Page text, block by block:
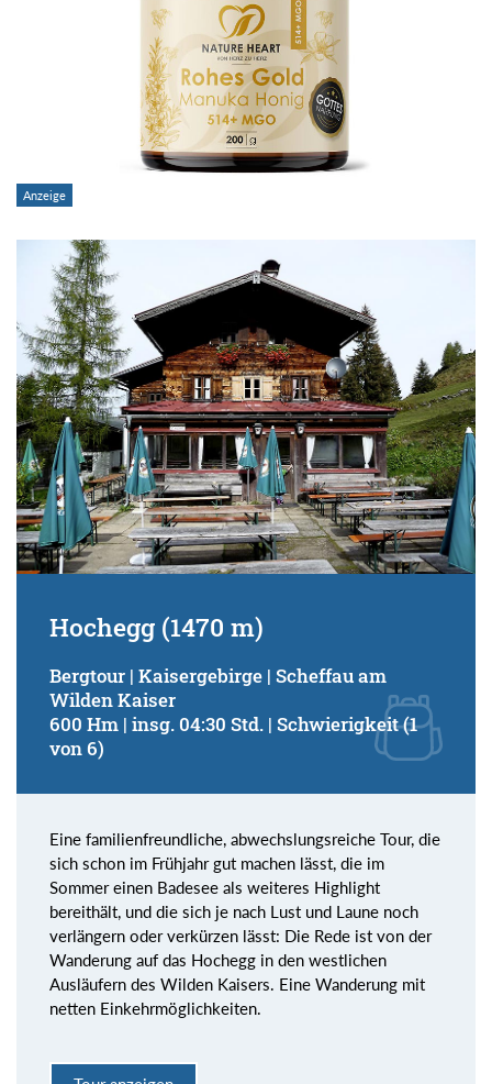
Hochegg (1470 m)
Bergtour | Kaisergebirge | Scheffau am
Wilden Kaiser
600 Hm | insg. 04:30 Std. | Schwierigkeit (1
von 6)
Eine familienfreundliche, abwechslungsreiche Tour, die
sich schon im Frühjahr gut machen lässt, die im
Sommer einen Badesee als weiteres Highlight
bereithält, und die sich je nach Lust und Laune noch
verlängern oder verkürzen lässt: Die Rede ist von der
Wanderung auf das Hochegg in den westlichen
Ausläufern des Wilden Kaisers. Eine Wanderung mit
netten Einkehrmöglichkeiten.